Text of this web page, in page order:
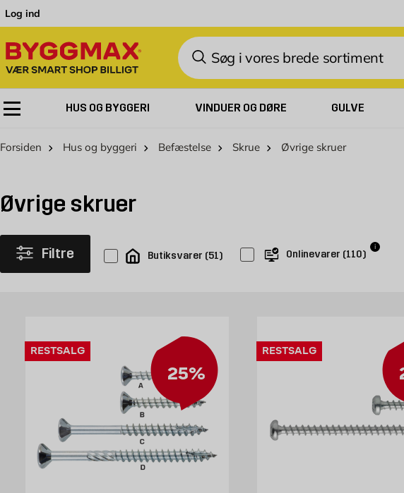
Log ind
Søg
HUS OG BYGGERI VINDUER OG DØRE GULVE
Forsiden Hus og byggeri Befæstelse Skrue Øvrige skruer
Øvrige skruer
Filtre Butiksvarer (51) Onlinevarer (110)
i
25%
RESTSALG RESTSALG